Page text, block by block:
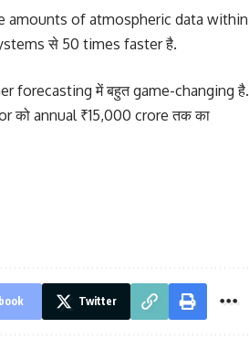
amounts of atmospheric data within
से 50 times faster है.
forecasting में बहुत game-changing है.
को annual ₹15,000 crore तक का
Twitter